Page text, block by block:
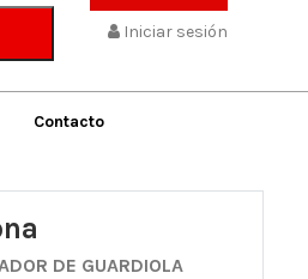
Iniciar sesión
Contacto
DE GUARDIOLA